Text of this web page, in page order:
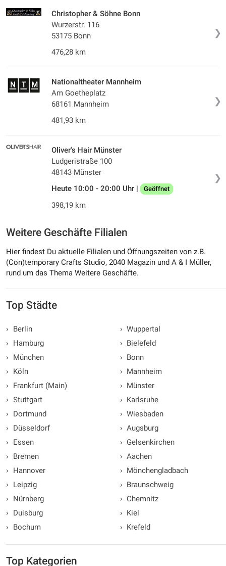
❯
Christopher & Söhne Bonn
Wurzerstr. 116
53175 Bonn
476,28 km
❯
Nationaltheater Mannheim
Am Goetheplatz
68161 Mannheim
481,93 km
❯
Oliver's Hair Münster
Ludgeristraße 100
48143 Münster
Heute 10:00 - 20:00 Uhr |
Geöffnet
398,19 km
Weitere Geschäfte Filialen
Hier findest Du aktuelle Filialen und Öffnungszeiten von z.B.
(Con)temporary Crafts Studio, 2040 Magazin und A & I Müller,
rund um das Thema Weitere Geschäfte.
Top Städte
›
Berlin
›
Hamburg
›
München
›
Köln
›
Frankfurt (Main)
› Stuttgart
›
Dortmund
›
Düsseldorf
›
Essen
›
Bremen
›
Hannover
›
Leipzig
›
Nürnberg
›
Duisburg
›
Bochum
› Wuppertal
› Bielefeld
› Bonn
› Mannheim
› Münster
› Karlsruhe
› Wiesbaden
› Augsburg
› Gelsenkirchen
› Aachen
› Mönchengladbach
› Braunschweig
› Chemnitz
› Kiel
› Krefeld
Top Kategorien